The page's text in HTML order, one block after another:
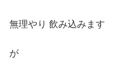
無理やり 飲み込みます
が